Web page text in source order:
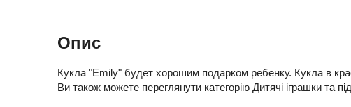
Опис
Кукла "Emily" будет хорошим подарком ребенку. Кукла в
Ви також можете переглянути категорію Дитячі іграшки та